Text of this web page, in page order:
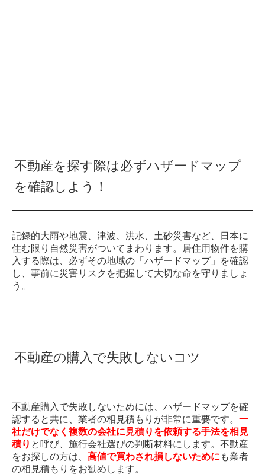
不動産を探す際は必ずハザードマップ
を確認しよう！
記録的大雨や地震、津波、洪水、土砂災害など、日本に
住む限り自然災害がついてまわります。居住用物件を購
入する際は、必ずその地域の「 ハザードマップ」を確認
し、事前に災害リスクを把握して大切な命を守りましょ
う。
不動産の購入で失敗しないコツ
不動産購入で失敗しないためには、ハザードマップを確
認すると共に、業者の相見積もりが非常に重要です。 一
社だけでなく複数の会社に見積りを依頼する手法を相見
積り と呼び、施行会社選びの判断材料にします。不動産
をお探しの方は、 高値で買わされ損しないために も業者
の相見積もりをお勧めします。